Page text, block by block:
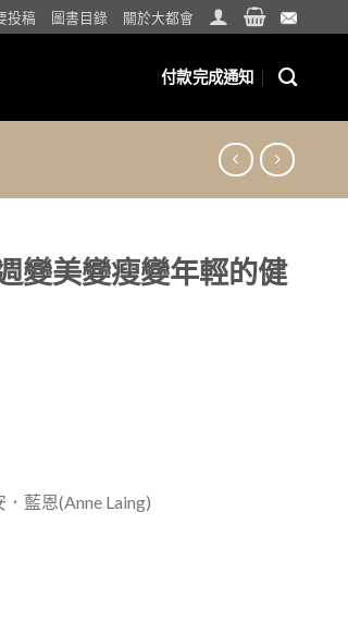
投稿 圖書目錄 關於大都會
付款完成通知
變美變瘦變年輕的健
藍恩(Anne Laing)